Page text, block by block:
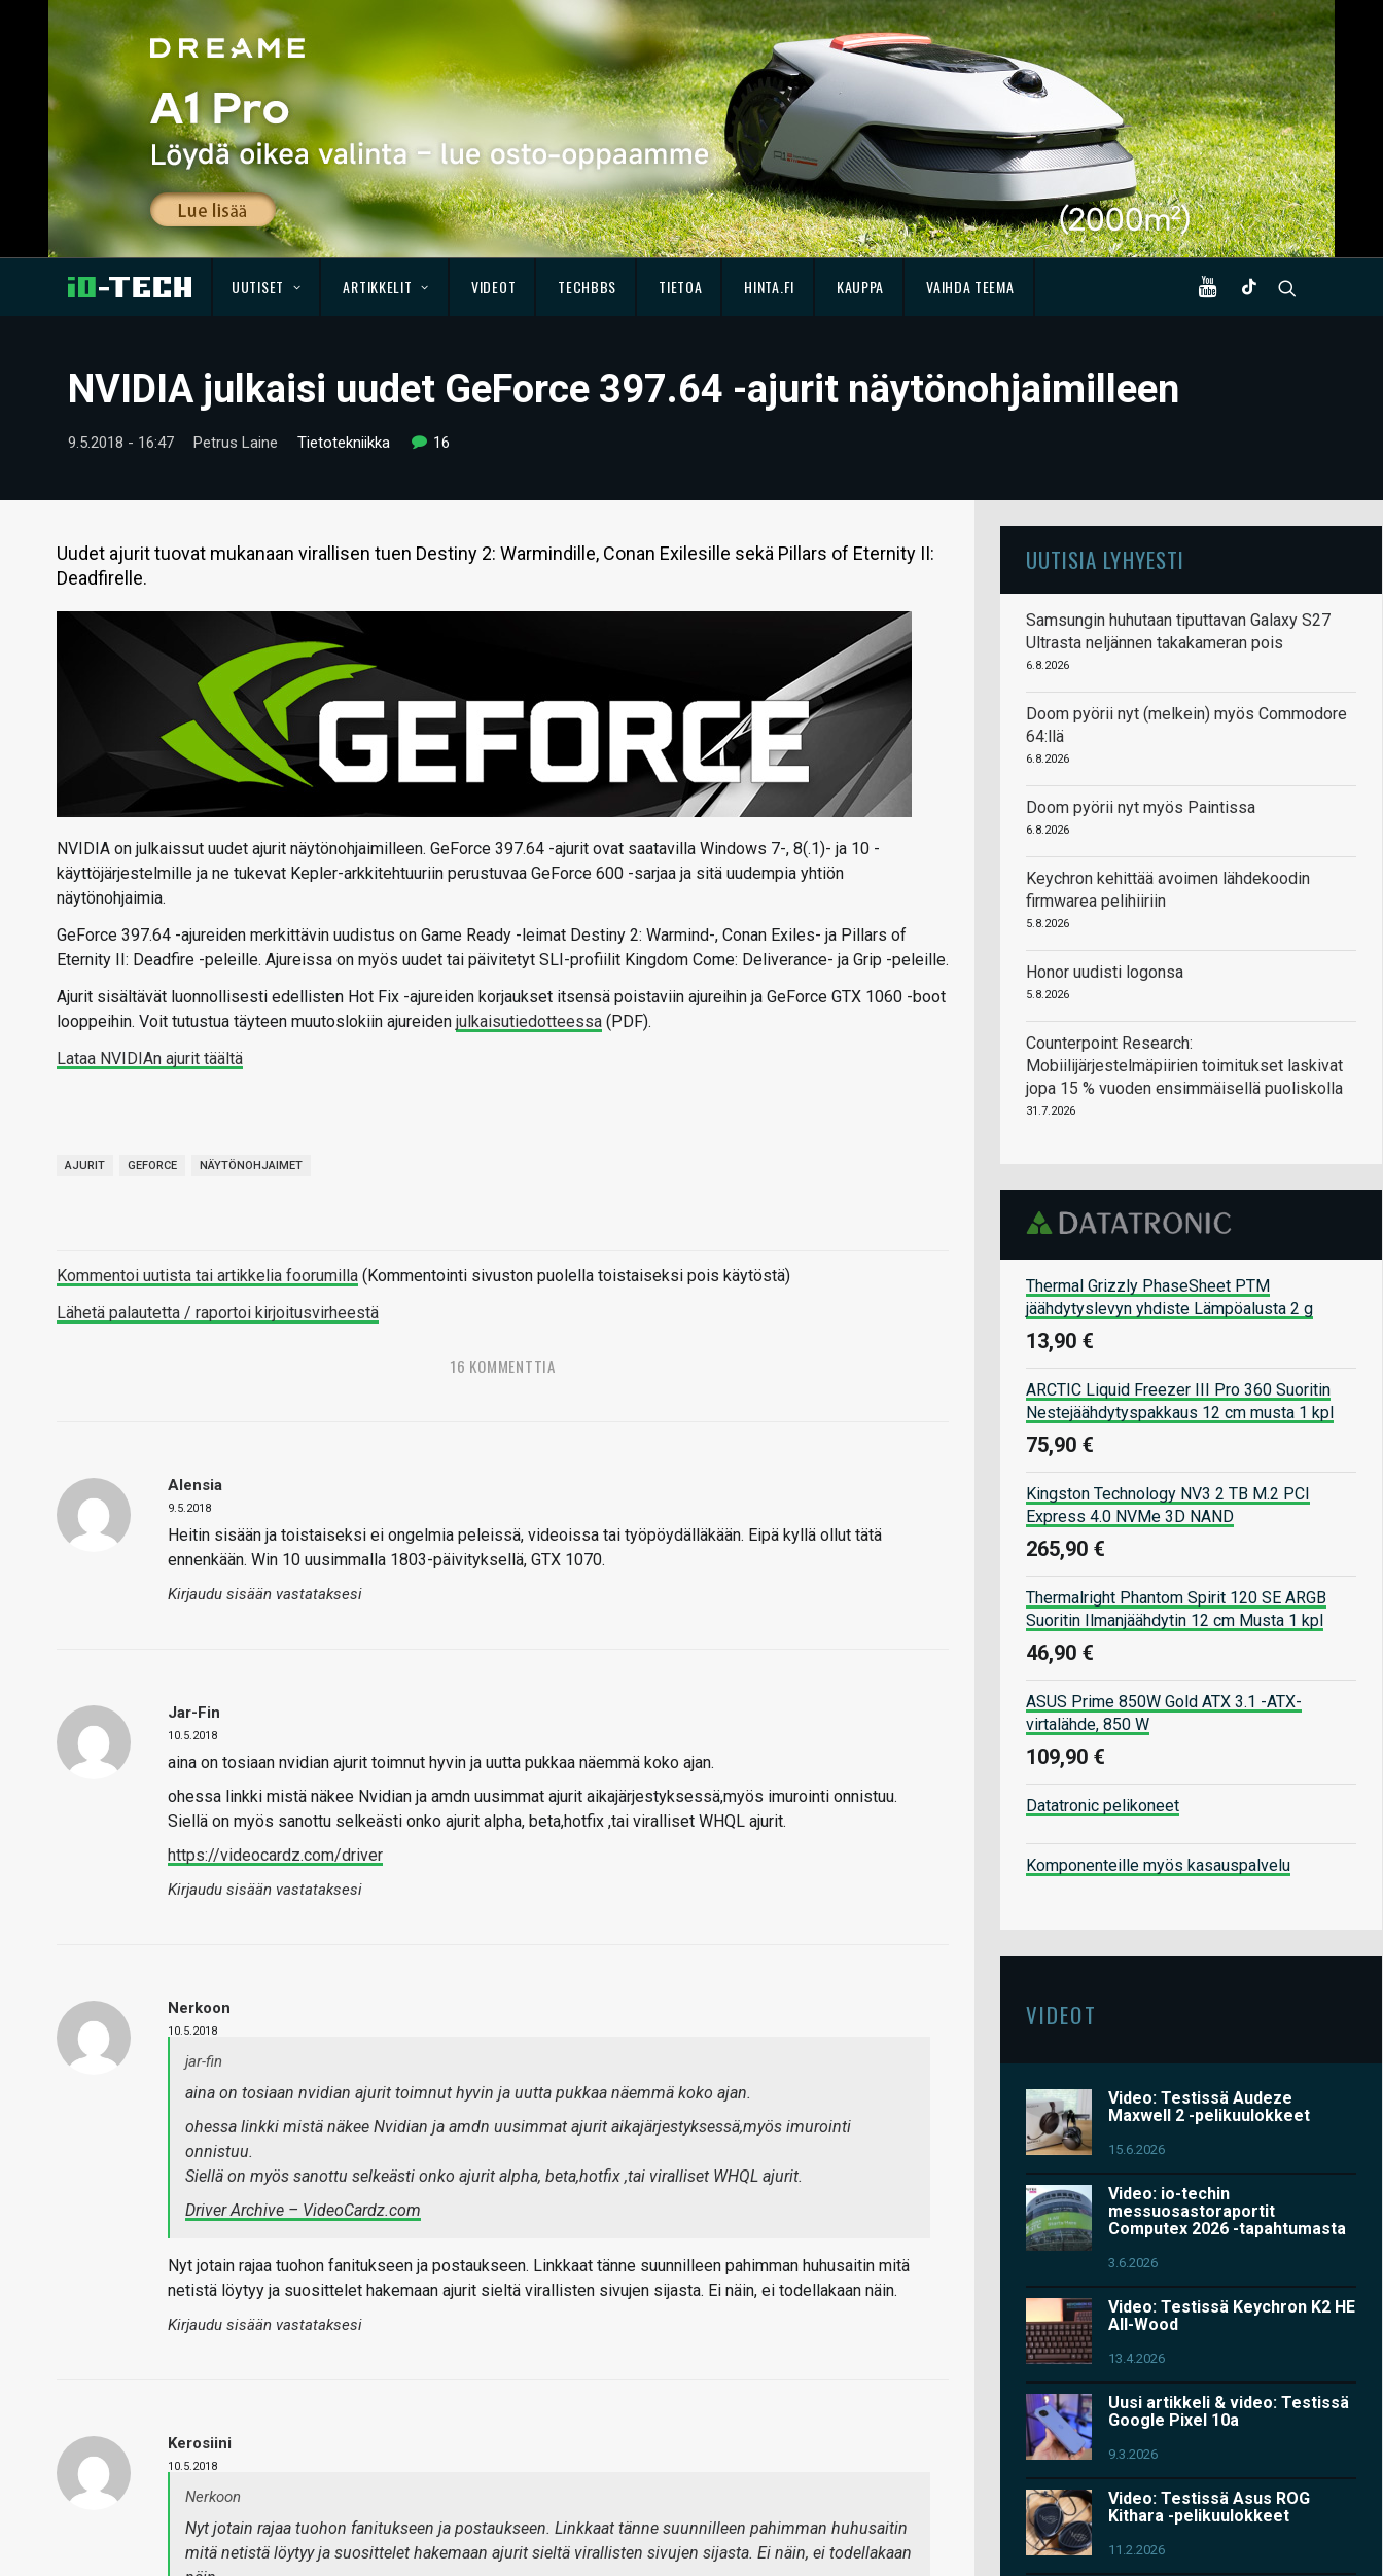
UUTISET ARTIKKELIT VIDEOT TECHBBS TIETOA HINTA.FI KAUPPA VAIHDA TEEMA
NVIDIA julkaisi uudet GeForce 397.64 -ajurit näytönohjaimilleen
9.5.2018 - 16:47 Petrus Laine Tietotekniikka 16
Uudet ajurit tuovat mukanaan virallisen tuen Destiny 2: Warmindille, Conan Exilesille sekä Pillars of Eternity II:
Deadfirelle.
NVIDIA on julkaissut uudet ajurit näytönohjaimilleen. GeForce 397.64 -ajurit ovat saatavilla Windows 7-, 8(.1)- ja 10 -
käyttöjärjestelmille ja ne tukevat Kepler-arkkitehtuuriin perustuvaa GeForce 600 -sarjaa ja sitä uudempia yhtiön
näytönohjaimia.
GeForce 397.64 -ajureiden merkittävin uudistus on Game Ready -leimat Destiny 2: Warmind-, Conan Exiles- ja Pillars of
Eternity II: Deadfire -peleille. Ajureissa on myös uudet tai päivitetyt SLI-profiilit Kingdom Come: Deliverance- ja Grip -peleille.
Ajurit sisältävät luonnollisesti edellisten Hot Fix -ajureiden korjaukset itsensä poistaviin ajureihin ja GeForce GTX 1060 -boot
looppeihin. Voit tutustua täyteen muutoslokiin ajureiden julkaisutiedotteessa (PDF).
Lataa NVIDIAn ajurit täältä
AJURIT GEFORCE NÄYTÖNOHJAIMET
Kommentoi uutista tai artikkelia foorumilla (Kommentointi sivuston puolella toistaiseksi pois käytöstä)
Lähetä palautetta / raportoi kirjoitusvirheestä
16 KOMMENTTIA
Alensia
9.5.2018
Heitin sisään ja toistaiseksi ei ongelmia peleissä, videoissa tai työpöydälläkään. Eipä kyllä ollut tätä
ennenkään. Win 10 uusimmalla 1803-päivityksellä, GTX 1070.
Kirjaudu sisään vastataksesi
Jar-Fin
10.5.2018
aina on tosiaan nvidian ajurit toimnut hyvin ja uutta pukkaa näemmä koko ajan.
ohessa linkki mistä näkee Nvidian ja amdn uusimmat ajurit aikajärjestyksessä,myös imurointi onnistuu.
Siellä on myös sanottu selkeästi onko ajurit alpha, beta,hotfix ,tai viralliset WHQL ajurit.
https://videocardz.com/driver
Kirjaudu sisään vastataksesi
Nerkoon
10.5.2018
jar-fin
aina on tosiaan nvidian ajurit toimnut hyvin ja uutta pukkaa näemmä koko ajan.
ohessa linkki mistä näkee Nvidian ja amdn uusimmat ajurit aikajärjestyksessä,myös imurointi
onnistuu.
Siellä on myös sanottu selkeästi onko ajurit alpha, beta,hotfix ,tai viralliset WHQL ajurit.
Driver Archive – VideoCardz.com
Nyt jotain rajaa tuohon fanitukseen ja postaukseen. Linkkaat tänne suunnilleen pahimman huhusaitin mitä
netistä löytyy ja suosittelet hakemaan ajurit sieltä virallisten sivujen sijasta. Ei näin, ei todellakaan näin.
Kirjaudu sisään vastataksesi
Kerosiini
10.5.2018
Nerkoon
Nyt jotain rajaa tuohon fanitukseen ja postaukseen. Linkkaat tänne suunnilleen pahimman huhusaitin
mitä netistä löytyy ja suosittelet hakemaan ajurit sieltä virallisten sivujen sijasta. Ei näin, ei todellakaan
UUTISIA LYHYESTI
Samsungin huhutaan tiputtavan Galaxy S27
Ultrasta neljännen takakameran pois
6.8.2026
Doom pyörii nyt (melkein) myös Commodore
64:llä
6.8.2026
Doom pyörii nyt myös Paintissa
6.8.2026
Keychron kehittää avoimen lähdekoodin
firmwarea pelihiiriin
5.8.2026
Honor uudisti logonsa
5.8.2026
Counterpoint Research:
Mobiilijärjestelmäpiirien toimitukset laskivat
jopa 15 % vuoden ensimmäisellä puoliskolla
31.7.2026
Thermal Grizzly PhaseSheet PTM
jäähdytyslevyn yhdiste Lämpöalusta 2 g
13,90 €
ARCTIC Liquid Freezer III Pro 360 Suoritin
Nestejäähdytyspakkaus 12 cm musta 1 kpl
75,90 €
Kingston Technology NV3 2 TB M.2 PCI
Express 4.0 NVMe 3D NAND
265,90 €
Thermalright Phantom Spirit 120 SE ARGB
Suoritin Ilmanjäähdytin 12 cm Musta 1 kpl
46,90 €
ASUS Prime 850W Gold ATX 3.1 -ATX-
virtalähde, 850 W
109,90 €
Datatronic pelikoneet
Komponenteille myös kasauspalvelu
VIDEOT
Video: Testissä Audeze
Maxwell 2 -pelikuulokkeet
15.6.2026
Video: io-techin
messuosastoraportit
Computex 2026 -tapahtumasta
3.6.2026
Video: Testissä Keychron K2 HE
All-Wood
13.4.2026
Uusi artikkeli & video: Testissä
Google Pixel 10a
9.3.2026
Video: Testissä Asus ROG
Kithara -pelikuulokkeet
11.2.2026